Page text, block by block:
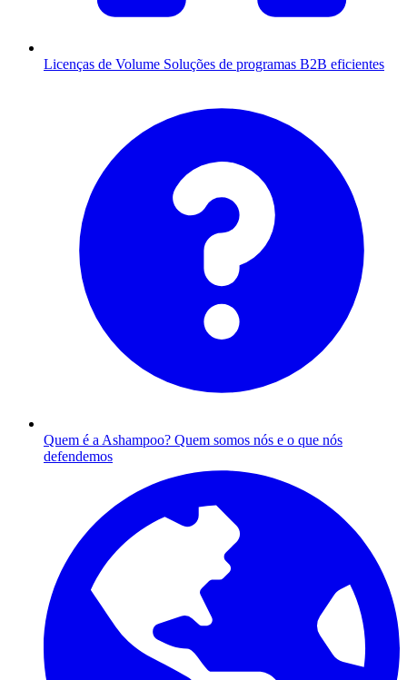
Licenças de Volume Soluções de programas B2B eficientes
Quem é a Ashampoo? Quem somos nós e o que nós
defendemos